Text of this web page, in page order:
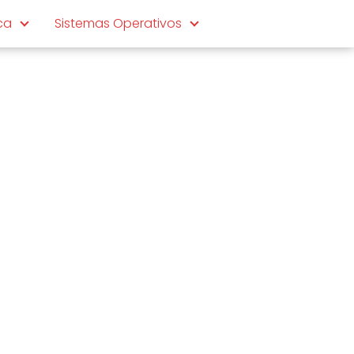
Sistemas Operativos